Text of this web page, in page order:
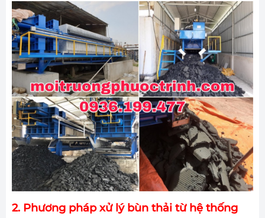
2. Phương pháp xử lý bùn thải từ hệ thống